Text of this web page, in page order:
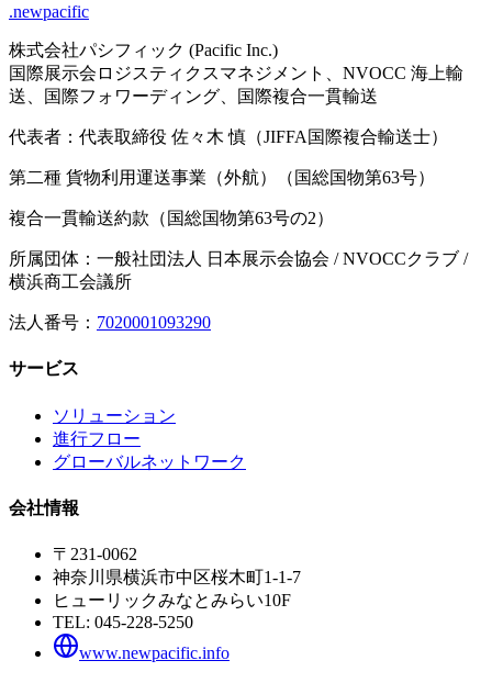
.newpacific
株式会社パシフィック (Pacific Inc.)
国際展示会ロジスティクスマネジメント、NVOCC 海上輸
送、国際フォワーディング、国際複合一貫輸送
代表者：代表取締役 佐々木 慎（JIFFA国際複合輸送士）
第二種 貨物利用運送事業（外航）（国総国物第63号）
複合一貫輸送約款（国総国物第63号の2）
所属団体：一般社団法人 日本展示会協会 / NVOCCクラブ /
横浜商工会議所
法人番号： 7020001093290
サービス
ソリューション
進行フロー
グローバルネットワーク
会社情報
〒231-0062
神奈川県横浜市中区桜木町1-1-7
ヒューリックみなとみらい10F
TEL: 045-228-5250
www.newpacific.info